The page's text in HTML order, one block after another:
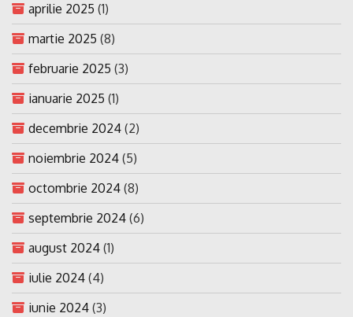
aprilie 2025 (1)
martie 2025 (8)
februarie 2025 (3)
ianuarie 2025 (1)
decembrie 2024 (2)
noiembrie 2024 (5)
octombrie 2024 (8)
septembrie 2024 (6)
august 2024 (1)
iulie 2024 (4)
iunie 2024 (3)